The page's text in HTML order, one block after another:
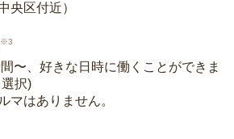
央区付近）
※3
〜、好きな日時に働くことができま
択)
マはありません。